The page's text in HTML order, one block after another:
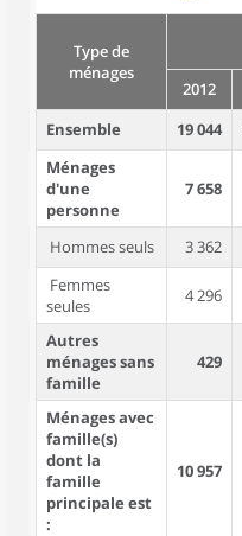
Type de
ménages
2012
Ensemble
19 044
Ménages
d'une
personne
7 658
Hommes seuls 3 362
Femmes
seules
4 296
Autres
ménages sans
famille
429
Ménages avec
famille(s)
dont la
famille
principale est
:
10 957